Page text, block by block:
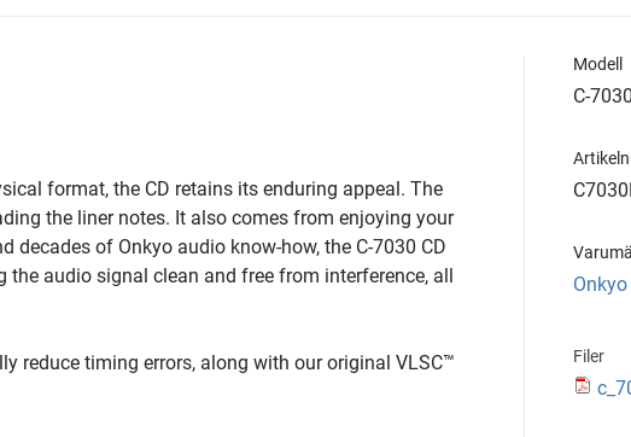
format, the CD retains its enduring appeal. The
the liner notes. It also comes from enjoying your
of Onkyo audio know-how, the C-7030 CD
the audio signal clean and free from interference, all
reduce timing errors, along with our original VLSC™
Modell
C-7030
Onkyo
Filer